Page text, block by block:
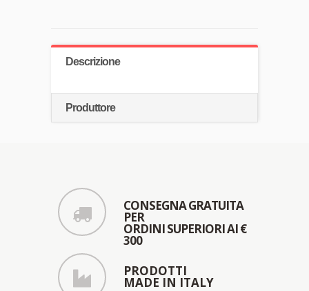
Descrizione
Produttore
CONSEGNA GRATUITA
PER
ORDINI SUPERIORI AI €
300
PRODOTTI
MADE IN ITALY